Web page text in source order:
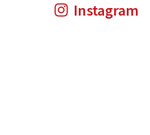
Instagram